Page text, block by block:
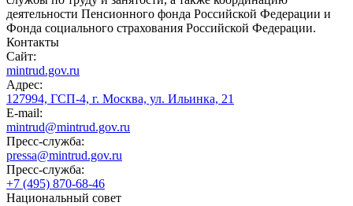
деятельности Пенсионного фонда Российской Федерации и
Фонда социального страхования Российской Федерации.
Контакты
Сайт:
mintrud.gov.ru
Адрес:
127994, ГСП-4, г. Москва, ул. Ильинка, 21
E-mail:
mintrud@mintrud.gov.ru
Пресс-служба:
pressa@mintrud.gov.ru
Пресс-служба:
+7 (495) 870-68-46
Национальный совет